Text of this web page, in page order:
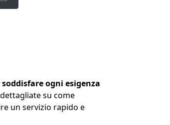
ogni esigenza
su come
un servizio rapido e